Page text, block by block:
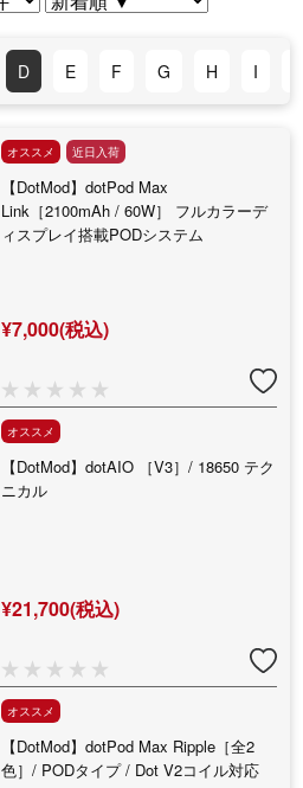
D E F G H I
オススメ 近日入荷
【DotMod】dotPod Max
Link［2100mAh / 60W］ フルカラーデ
ィスプレイ搭載PODシステム
¥7,000(税込)
オススメ
【DotMod】dotAIO ［V3］/ 18650 テク
ニカル
¥21,700(税込)
オススメ
【DotMod】dotPod Max Ripple［全2
色］/ PODタイプ / Dot V2コイル対応